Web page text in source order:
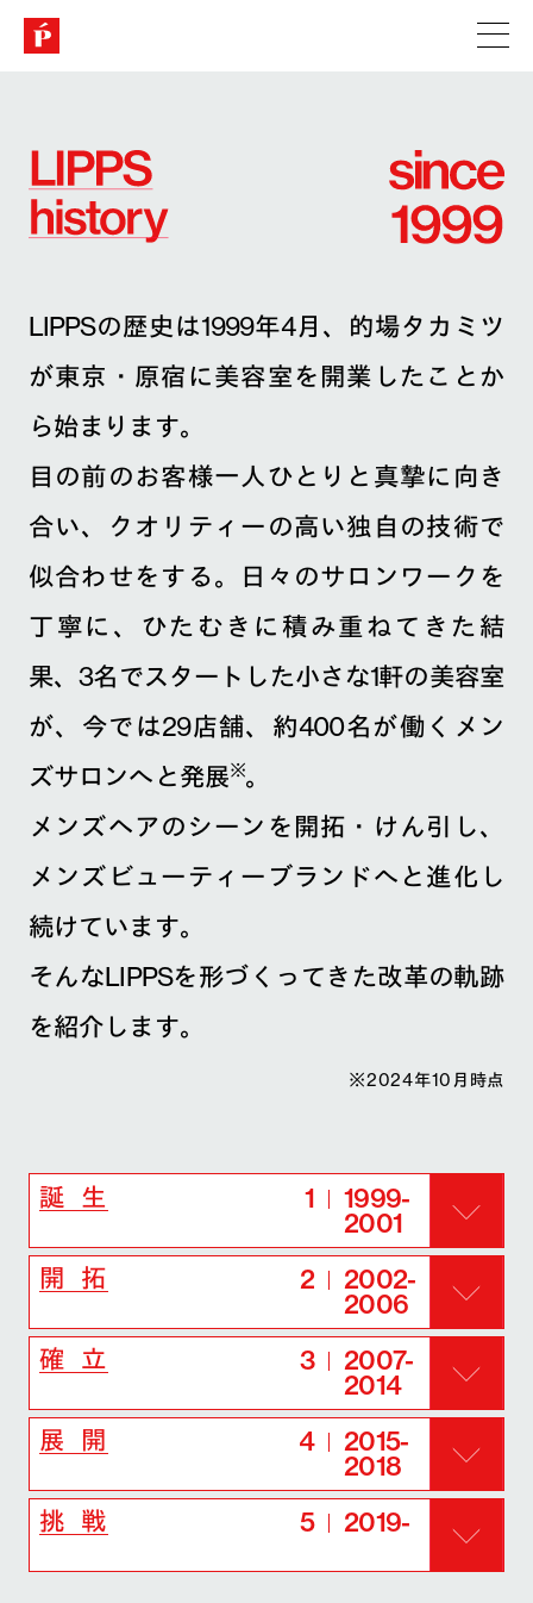
LIPPSの歴史は1999年4月、的場タカミツ
が東京・原宿に美容室を開業したことか
ら始まります。
目の前のお客様一人ひとりと真摯に向き
合い、クオリティーの高い独自の技術で
似合わせをする。日々のサロンワークを
丁寧に、ひたむきに積み重ねてきた結
果、3名でスタートした小さな1軒の美容室
が、今では29店舗、約400名が働くメン
ズサロンへと発展※。
メンズヘアのシーンを開拓・けん引し、
メンズビューティーブランドへと進化し
続けています。
そんなLIPPSを形づくってきた改革の軌跡
を紹介します。
※2024年10月時点
誕 生 1
1999-
2001
開 拓 2
2002-
2006
確 立 3
2007-
2014
展 開 4
2015-
2018
挑 戦 5 2019-